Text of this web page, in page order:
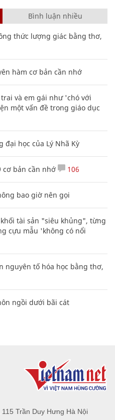
Bình luận nhiều
thức lượng giác bằng thơ,
hàm cơ bản cần nhớ
và em gái như 'chó với
một vấn đề trong giáo dục
học của Lý Nhã Kỳ
cơ bản cần nhớ 106
bao giờ nên gọi
tài sản "siêu khủng", từng
cựu mẫu 'không có nổi
nguyên tố hóa học bằng thơ,
ngồi dưới bãi cát
Trần Duy Hưng Hà Nội